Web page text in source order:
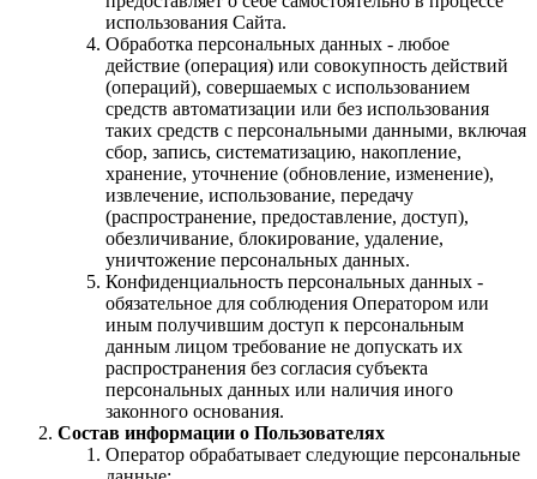
использования Сайта.
Обработка персональных данных - любое
действие (операция) или совокупность действий
(операций), совершаемых с использованием
средств автоматизации или без использования
таких средств с персональными данными, включая
сбор, запись, систематизацию, накопление,
хранение, уточнение (обновление, изменение),
извлечение, использование, передачу
(распространение, предоставление, доступ),
обезличивание, блокирование, удаление,
уничтожение персональных данных.
Конфиденциальность персональных данных -
обязательное для соблюдения Оператором или
иным получившим доступ к персональным
данным лицом требование не допускать их
распространения без согласия субъекта
персональных данных или наличия иного
законного основания.
Состав информации о Пользователях
Оператор обрабатывает следующие персональные